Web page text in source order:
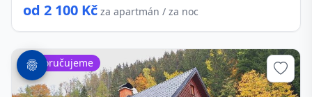
od 2 100 Kč za apartmán / za noc
Doporučujeme